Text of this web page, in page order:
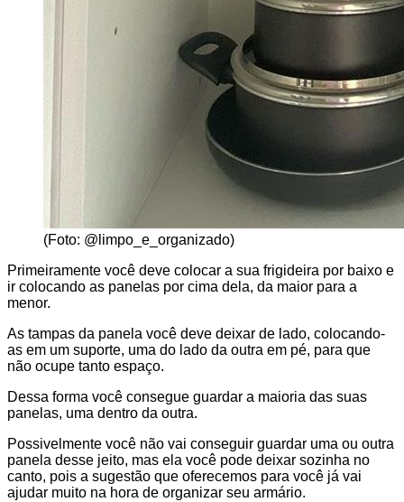
(Foto: @limpo_e_organizado)
Primeiramente você deve colocar a sua frigideira por baixo e
ir colocando as panelas por cima dela, da maior para a
menor.
As tampas da panela você deve deixar de lado, colocando-
as em um suporte, uma do lado da outra em pé, para que
não ocupe tanto espaço.
Dessa forma você consegue guardar a maioria das suas
panelas, uma dentro da outra.
Possivelmente você não vai conseguir guardar uma ou outra
panela desse jeito, mas ela você pode deixar sozinha no
canto, pois a sugestão que oferecemos para você já vai
ajudar muito na hora de organizar seu armário.